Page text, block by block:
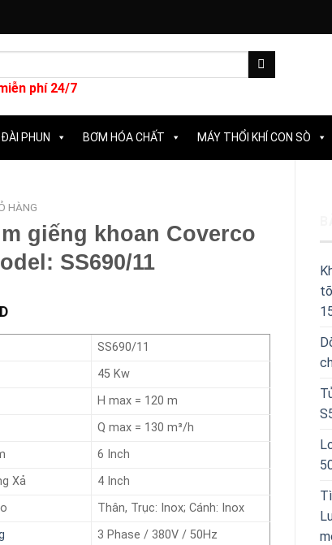
phí 24/7
PHUN BƠM HÓA CHẤT MÁY THỔI KHÍ CON SÒ
HÀNG
giếng khoan Coverco
SS690/11
SS690/11
45 Kw
H max = 120 m
Q max = 130 m³/h
6 Inch
Xả
4 Inch
Thân, Trục: Inox; Cánh: Inox
3 Phase / 380V / 50Hz